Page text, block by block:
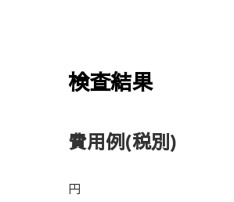
検査結果
費用例(税別)
円